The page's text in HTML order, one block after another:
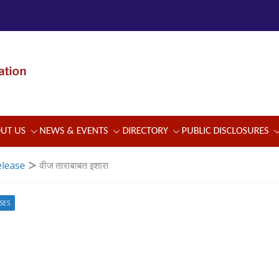
US NEWS & EVENTS DIRECTORY PUBLIC DISCLOSURES
वीज ताराबाबत इशारा